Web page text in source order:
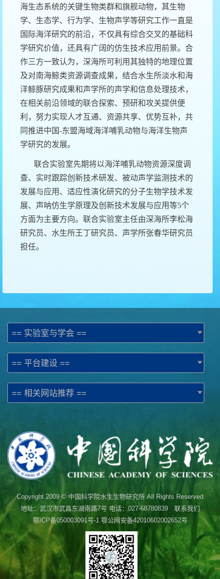
海生态系统的关键生物类群和旗舰动物，其生物
学、生态学、行为学、生物声学等研究工作一直是
国际海洋研究的前沿，不仅具有综合交叉的基础科
学研究价值，还具有广阔的仿生技术应用前景。合
作三方一致认为，深海所可利用其独特的地理位置
及对南海鲸类资源调查成果，结合水生所淡水和海
洋鲸豚研究成果和声学所的声学和信息处理技术，
在相关前沿领域的联合探索、预研和攻关提供便
利，努力实现人才互通、资源共享、优势互补，共
同推进中国-东盟海域海洋哺乳动物与海洋生物声
学研究的发展。
联合实验室先期将以海洋哺乳动物资源深度调
查、实时跟踪创新技术研发、被动声学监测技术的
发展与应用、适应性演化研究的分子生物学技术发
展、声呐仿生学原理及创新技术发展与应用等5个
方面为主要方向。联合实验室主任由深海所李松海
研究员、水生所王丁研究员、声学所张春华研究员
担任。
== 实验室与学会 ==
== 平台建设 ==
== 相关网站推荐 ==
Copyright 2009 © 中国科学院水生生物研究所 All Rights Reserved
地址：武汉市武昌东湖南路7号 电话：027-68780839 联系我们
鄂ICP备050003091号-1 鄂公网安备42010602002652号